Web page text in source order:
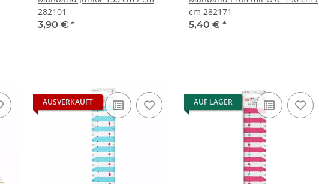
282101
3,90 € *
cm 282171
5,40 € *
AUSVERKAUFT AUF LAGER